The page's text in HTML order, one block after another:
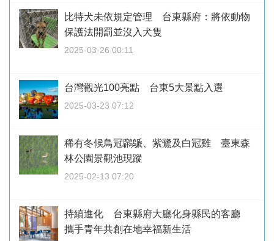
比特犬未依規定管理 台東縣府：將依動物
保護法開罰並沒入犬隻
2025-03-26 00:11
台灣觀光100亮點 台東5大景點入選
2025-03-23 07:12
稀有冬候鳥冠鸊鷈、紫鷺及白冠雞 臺東森
林公園景觀池現蹤
2025-02-13 07:20
持續進化 台東縣府大廳化身縣民的客廳
攜手青年共創在地幸福新生活